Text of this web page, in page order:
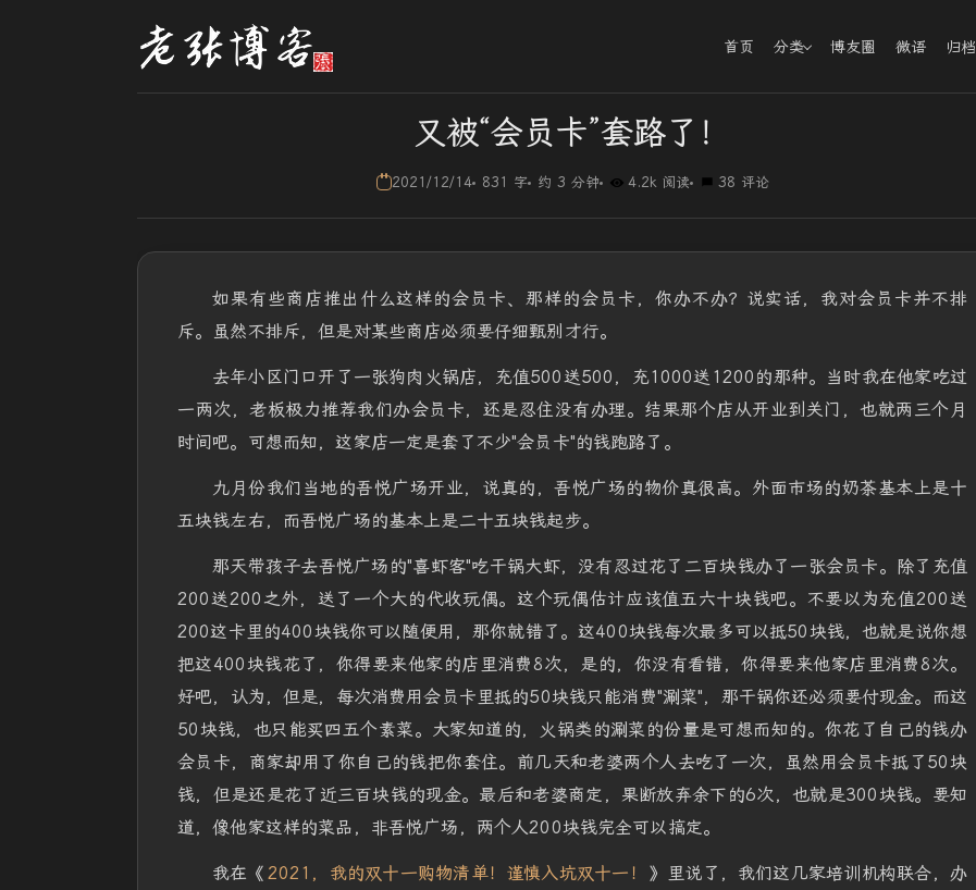
首页 分类 博友圈 微语 归档
又被“会员卡”套路了！
2021/12/14 831 字 约 3 分钟 4.2k 阅读 38 评论
如果有些商店推出什么这样的会员卡、那样的会员卡，你办不办？说实话，我对会员卡并不排
斥。虽然不排斥，但是对某些商店必须要仔细甄别才行。
去年小区门口开了一张狗肉火锅店，充值500送500，充1000送1200的那种。当时我在他家吃过
一两次，老板极力推荐我们办会员卡，还是忍住没有办理。结果那个店从开业到关门，也就两三个月
时间吧。可想而知，这家店一定是套了不少"会员卡"的钱跑路了。
九月份我们当地的吾悦广场开业，说真的，吾悦广场的物价真很高。外面市场的奶茶基本上是十
五块钱左右，而吾悦广场的基本上是二十五块钱起步。
那天带孩子去吾悦广场的"喜虾客"吃干锅大虾，没有忍过花了二百块钱办了一张会员卡。除了充值
200送200之外，送了一个大的代收玩偶。这个玩偶估计应该值五六十块钱吧。不要以为充值200送
200这卡里的400块钱你可以随便用，那你就错了。这400块钱每次最多可以抵50块钱，也就是说你想
把这400块钱花了，你得要来他家的店里消费8次，是的，你没有看错，你得要来他家店里消费8次。
好吧，认为，但是，每次消费用会员卡里抵的50块钱只能消费"涮菜"，那干锅你还必须要付现金。而这
50块钱，也只能买四五个素菜。大家知道的，火锅类的涮菜的份量是可想而知的。你花了自己的钱办
会员卡，商家却用了你自己的钱把你套住。前几天和老婆两个人去吃了一次，虽然用会员卡抵了50块
钱，但是还是花了近三百块钱的现金。最后和老婆商定，果断放弃余下的6次，也就是300块钱。要知
道，像他家这样的菜品，非吾悦广场，两个人200块钱完全可以搞定。
我在《 2021，我的双十一购物清单！谨慎入坑双十一！
》里说了，我们这几家培训机构联合，办